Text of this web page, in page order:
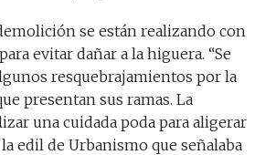
se están realizando con
evitar dañar a la higuera. “Se
resquebrajamientos por la
presentan sus ramas. La
una cuidada poda para aligerar
la edil de Urbanismo que señalaba